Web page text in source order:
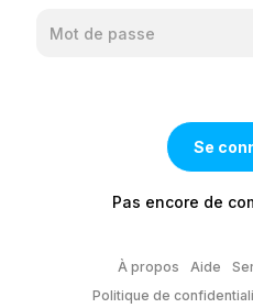
Pas encore de
À propos Aide
Politique de